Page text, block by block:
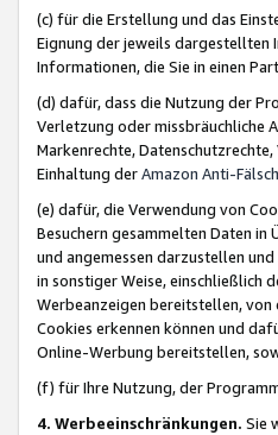
(c) für die Erstellung und das
Eignung der jeweils dargestellten
Informationen, die Sie in einen
(d) dafür, dass die Nutzung der
Verletzung oder missbräuchliche
Markenrechte,
Einhaltung derAmazon Anti-
(e) dafür, die Verwendung von
Besuchern gesammelten Daten
und angemessen darzustellen
in sonstiger Weise, einschließlich
Werbeanzeigen bereitstellen, von
Cookies erkennen können und
Online-Werbung bereitstellen,
(f) für Ihre Nutzung, der
4. Werbeeinschränkungen. Sie